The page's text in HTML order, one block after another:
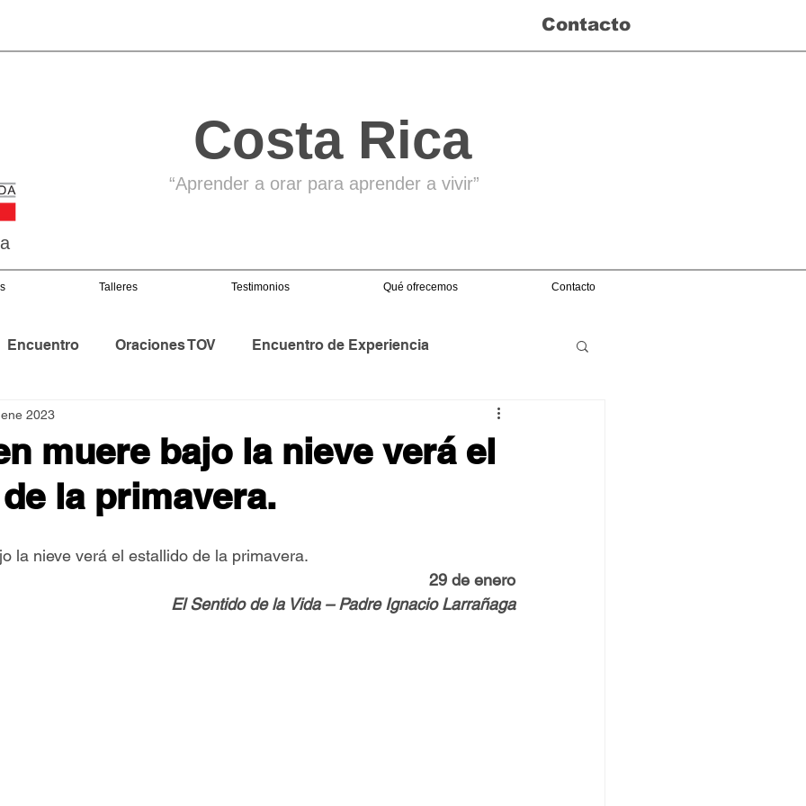
Contacto
Costa Rica
“Aprender a orar para aprender a vivir”
Talleres Testimonios Qué ofrecemos Contacto
Encuentro Oraciones TOV Encuentro de Experiencia
Asamblea Nacional
Jornadas Mundiales Libros Orar y Vivir
Feliz Semillas de Paz
muere bajo la nieve verá el
la primavera.
2023
la nieve verá el estallido de la primavera.
29 de enero
El Sentido de la Vida – Padre Ignacio Larrañaga